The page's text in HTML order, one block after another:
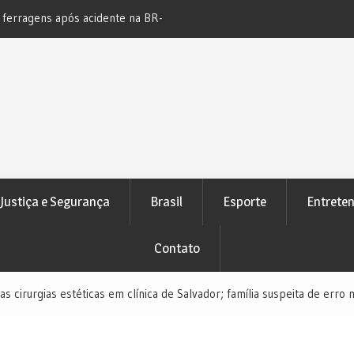
na BR-
Novo bloqueio judicial automático de contas exige
atenção de devedores
Justiça e Segurança Brasil Esporte
Contato
cirurgias estéticas em clínica de Salvador; família suspeita de erro